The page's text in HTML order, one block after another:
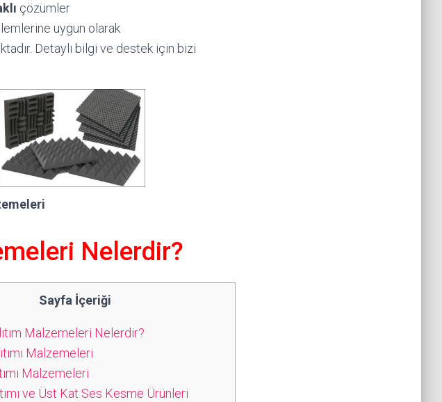
çözümler
uygun olarak
Detaylı bilgi ve destek için bizi
Nelerdir?
Sayfa İçeriği
Malzemeleri Nelerdir?
Malzemeleri
Malzemeleri
ve Üst Kat Ses Kesme Ürünleri